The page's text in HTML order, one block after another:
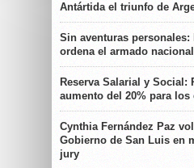
Antártida el triunfo de
Sin aventuras
ordena el armado nacional
Reserva Salarial y Social:
aumento del 20% para
Cynthia Fernández Paz
Gobierno de San Luis en
jury